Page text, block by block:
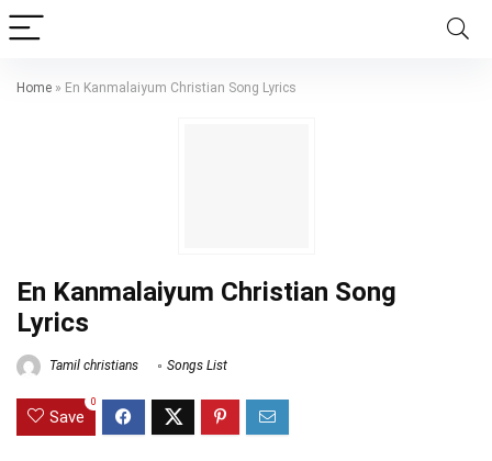
Home » En Kanmalaiyum Christian Song Lyrics
En Kanmalaiyum Christian Song
Lyrics
Tamil christians Songs List
Save
0